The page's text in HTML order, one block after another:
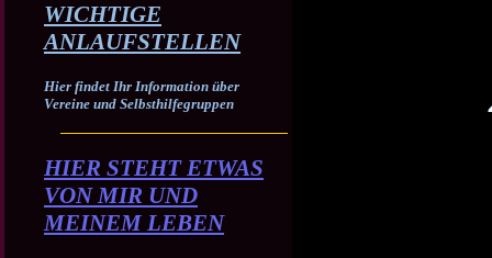
WICHTIGE
ANLAUFSTELLEN
Hier findet Ihr Information über
Vereine und Selbsthilfegruppen
HIER STEHT ETWAS
VON MIR UND
MEINEM LEBEN